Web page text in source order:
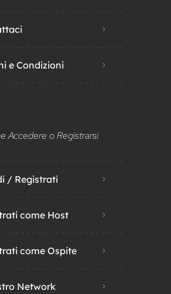
e Condizioni
Accedere o Registrarsi
/ Registrati
come Host
come Ospite
Network